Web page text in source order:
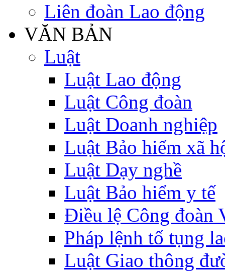
Liên đoàn Lao động
VĂN BẢN
Luật
Luật Lao động
Luật Công đoàn
Luật Doanh nghiệp
Luật Bảo hiểm xã
Luật Dạy nghề
Luật Bảo hiểm y tế
Điều lệ Công đoàn
Pháp lệnh tố tụng
Luật Giao thông